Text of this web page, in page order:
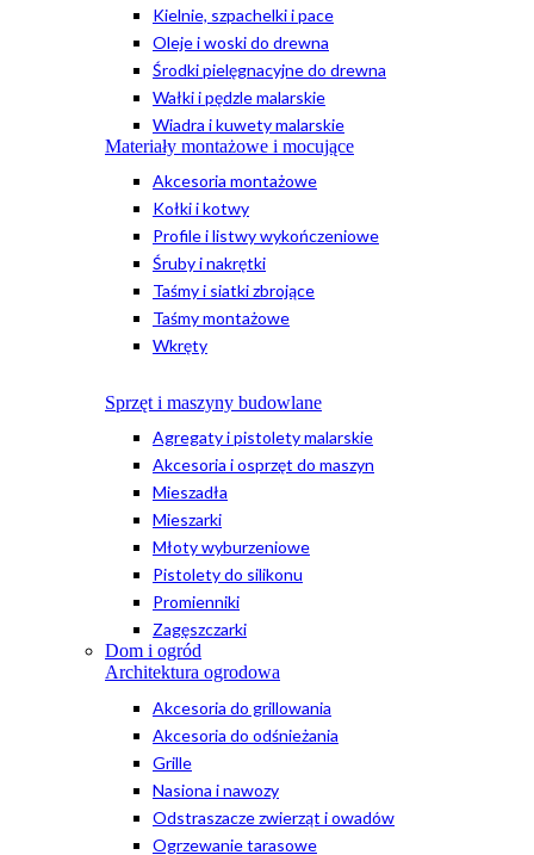
Kielnie, szpachelki i pace
Oleje i woski do drewna
Środki pielęgnacyjne do drewna
Wałki i pędzle malarskie
Wiadra i kuwety malarskie
Materiały montażowe i mocujące
Akcesoria montażowe
Kołki i kotwy
Profile i listwy wykończeniowe
Śruby i nakrętki
Taśmy i siatki zbrojące
Taśmy montażowe
Wkręty
Sprzęt i maszyny budowlane
Agregaty i pistolety malarskie
Akcesoria i osprzęt do maszyn
Mieszadła
Mieszarki
Młoty wyburzeniowe
Pistolety do silikonu
Promienniki
Zagęszczarki
Dom i ogród
Architektura ogrodowa
Akcesoria do grillowania
Akcesoria do odśnieżania
Grille
Nasiona i nawozy
Odstraszacze zwierząt i owadów
Ogrzewanie tarasowe